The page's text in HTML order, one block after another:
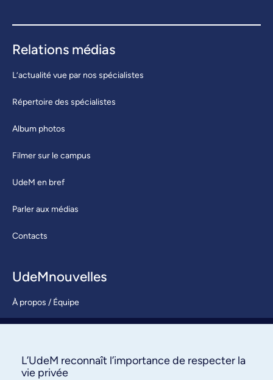
Relations médias
L’actualité vue par nos spécialistes
Répertoire des spécialistes
Album photos
Filmer sur le campus
UdeM en bref
Parler aux médias
Contacts
UdeMnouvelles
À propos / Équipe
S’abonner
L’UdeM reconnaît l’importance de respecter la
vie privée